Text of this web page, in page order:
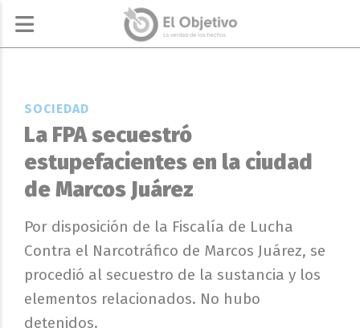
La FPA secuestró
estupefacientes en la ciudad
de Marcos Juárez
Por disposición de la Fiscalía de Lucha
Contra el Narcotráfico de Marcos Juárez, se
procedió al secuestro de la sustancia y los
elementos relacionados. No hubo
detenidos.
SOCIEDAD